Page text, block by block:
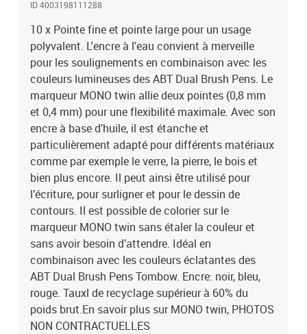
ID 4003198111288
10 x Pointe fine et pointe large pour un usage
polyvalent. L'encre à l'eau convient à merveille
pour les soulignements en combinaison avec les
couleurs lumineuses des ABT Dual Brush Pens. Le
marqueur MONO twin allie deux pointes (0,8 mm
et 0,4 mm) pour une flexibilité maximale. Avec son
encre à base d’huile, il est étanche et
particulièrement adapté pour différents matériaux
comme par exemple le verre, la pierre, le bois et
bien plus encore. Il peut ainsi être utilisé pour
l’écriture, pour surligner et pour le dessin de
contours. Il est possible de colorier sur le
marqueur MONO twin sans étaler la couleur et
sans avoir besoin d’attendre. Idéal en
combinaison avec les couleurs éclatantes des
ABT Dual Brush Pens Tombow. Encre: noir, bleu,
rouge. Tauxl de recyclage supérieur à 60% du
poids brut.En savoir plus sur MONO twin, PHOTOS
NON CONTRACTUELLES